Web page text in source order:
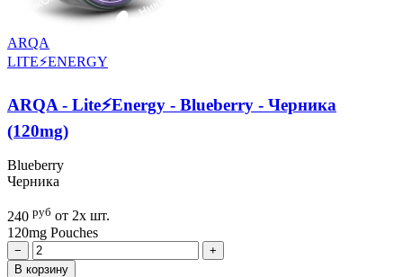
ARQA
LITE⚡ENERGY
ARQA - Lite⚡Energy - Blueberry - Черника
(120mg)
Blueberry
Черника
240 руб от 2х шт.
120mg Pouches
−
+
В корзину